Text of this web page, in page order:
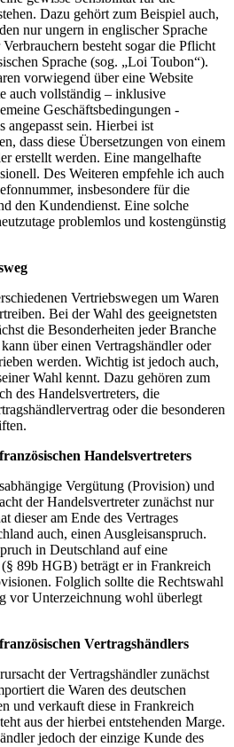
Dazu gehört zum Beispiel auch,
nur ungern in englischer Sprache
besteht sogar die Pflicht
Sprache (sog. „Loi Toubon“).
vorwiegend über eine Website
auch vollständig – inklusive
Geschäftsbedingungen -
angepasst sein. Hierbei ist
dass diese Übersetzungen von einem
erstellt werden. Eine mangelhafte
Des Weiteren empfehle ich auch
insbesondere für die
den Kundendienst. Eine solche
problemlos und kostengünstig
Vertriebswegen um Waren
Bei der Wahl des geeignetsten
die Besonderheiten jeder Branche
über einen Vertragshändler oder
werden. Wichtig ist jedoch auch,
Wahl kennt. Dazu gehören zum
des Handelsvertreters, die
oder die besonderen
Handelsvertreters
Vergütung (Provision) und
der Handelsvertreter zunächst nur
dieser am Ende des Vertrages
auch, einen Ausgleisanspruch.
in Deutschland auf eine
89b HGB) beträgt er in Frankreich
Folglich sollte die Rechtswahl
vor Unterzeichnung wohl überlegt
Vertragshändlers
der Vertragshändler zunächst
die Waren des deutschen
und verkauft diese in Frankreich
aus der hierbei entstehenden Marge.
jedoch der einzige Kunde des